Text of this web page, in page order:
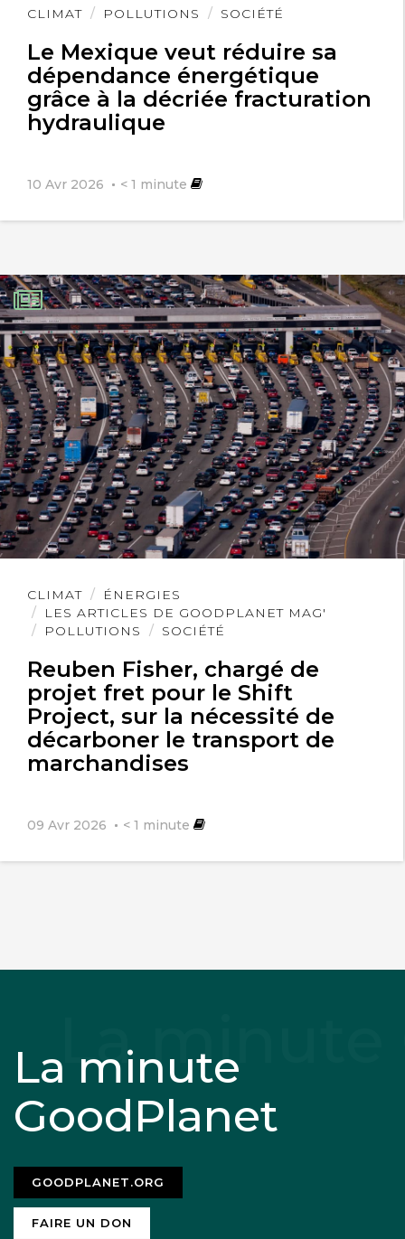
CLIMAT POLLUTIONS SOCIÉTÉ
Le Mexique veut réduire sa
dépendance énergétique
grâce à la décriée fracturation
hydraulique
10 Avr 2026 < 1 minute
Lire
CLIMAT
ÉNERGIES
LES ARTICLES DE GOODPLANET MAG'
POLLUTIONS
SOCIÉTÉ
Reuben Fisher, chargé de
projet fret pour le Shift
Project, sur la nécessité de
décarboner le transport de
marchandises
09 Avr 2026 < 1 minute
Lire
l'article
La minute
GoodPlanet
GOODPLANET.ORG
FAIRE UN DON